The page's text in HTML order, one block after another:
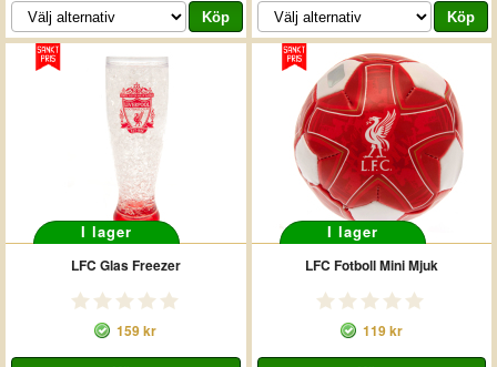
I lager
LFC Glas Freezer
159 kr
I lager
LFC Fotboll Mini Mjuk
119 kr